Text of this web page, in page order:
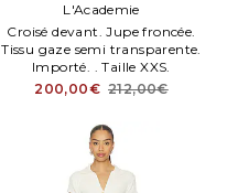
Noir
L'Academie
Croisé devant. Jupe froncée.
Tissu gaze semi transparente.
Importé. . Taille XXS.
200,00€ 212,00€